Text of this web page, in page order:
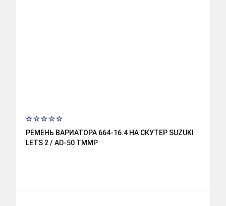
РЕМЕНЬ ВАРИАТОРА 664-16.4 НА СКУТЕР SUZUKI
LETS 2 / AD-50 TMMP